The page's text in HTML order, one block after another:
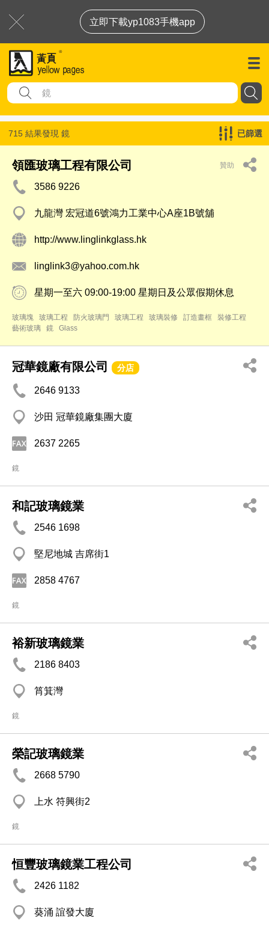
立即下載yp1083手機app
715 結果發現 鏡 已篩選
領匯玻璃工程有限公司 贊助
3586 9226
九龍灣 宏冠道6號鴻力工業中心A座1B號舖
http://www.linglinkglass.hk
linglink3@yahoo.com.hk
星期一至六 09:00-19:00 星期日及公眾假期休息
玻璃塊 玻璃工程 防火玻璃門 玻璃工程 玻璃裝修 訂造畫框
裝修工程
藝術玻璃
鏡 Glass
冠華鏡廠有限公司 分店
2646 9133
沙田 冠華鏡廠集團大廈
2637 2265
鏡
和記玻璃鏡業
2546 1698
堅尼地城 吉席街1
2858 4767
鏡
裕新玻璃鏡業
2186 8403
筲箕灣
鏡
榮記玻璃鏡業
2668 5790
上水 符興街2
鏡
恒豐玻璃鏡業工程公司
2426 1182
葵涌 誼發大廈